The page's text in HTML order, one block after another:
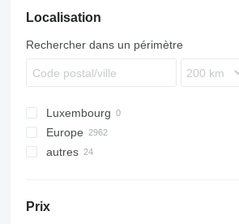
Magirus
Stralis
Trakker
X-Way
TGL
TGS
TGX
Axor
Conecto
Integro
MB
O-series
Sprinter
Master
Messenger
Midliner
Premium
T-series
S-series
Transporter
9900
FE
FH
FM
FMX
VNL
Localisation
Rechercher dans un périmètre
Luxembourg
Europe
Espagne
autres
Prix